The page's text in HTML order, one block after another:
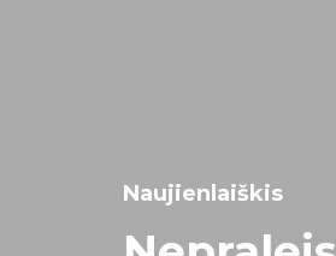
Naujienlaiškis